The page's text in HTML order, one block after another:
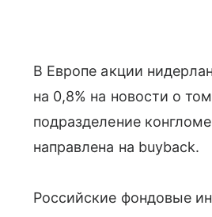
В Европе акции
на 0,8% на новости о
подразделение
направлена на buyback.
Российские фондовые